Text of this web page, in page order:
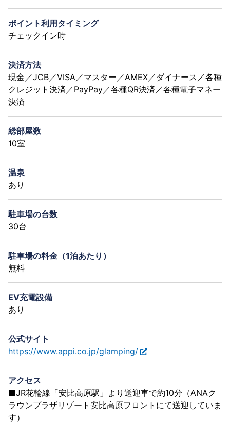
ポイント利用タイミング
チェックイン時
決済方法
現金／JCB／VISA／マスター／AMEX／ダイナース／各種
クレジット決済／PayPay／各種QR決済／各種電子マネー
決済
総部屋数
10室
温泉
あり
駐車場の台数
30台
駐車場の料金（1泊あたり）
無料
EV充電設備
あり
公式サイト
https://www.appi.co.jp/glamping/
アクセス
■JR花輪線「安比高原駅」より送迎車で約10分（ANAク
ラウンプラザリゾート安比高原フロントにて送迎していま
す）